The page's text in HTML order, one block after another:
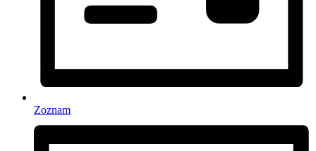
Zoznam